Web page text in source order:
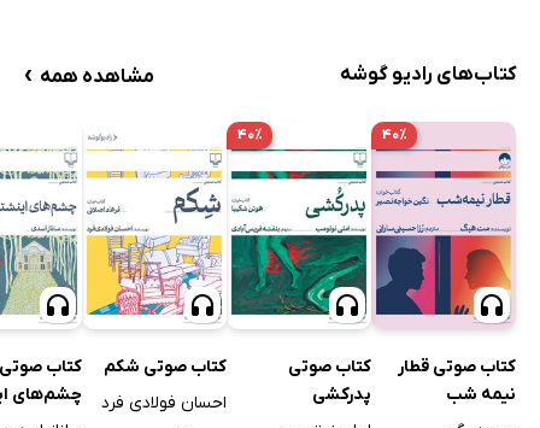
کتاب‌های رادیو گوشه مشاهده همه ›
۴۰٪
کتاب صوتی قطار
نیمه شب
۴۰٪
کتاب صوتی
پدرکشی
کتاب صوتی شکم
احسان فولادی فرد
کتاب صوتی
چشم‌های